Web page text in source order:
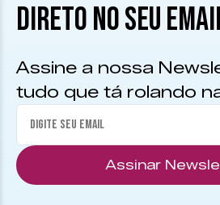
DIRETO NO SEU
Assine a nossa
tudo que tá rolando
Assinar